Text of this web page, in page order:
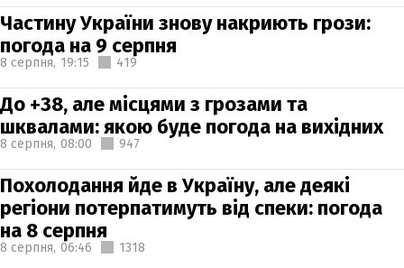
Частину України знову накриють грози:
погода на 9 серпня
8 серпня, 19:15 419
До +38, але місцями з грозами та
шквалами: якою буде погода на вихідних
8 серпня, 08:00 947
Похолодання йде в Україну, але деякі
регіони потерпатимуть від спеки: погода
на 8 серпня
8 серпня, 06:46 1318